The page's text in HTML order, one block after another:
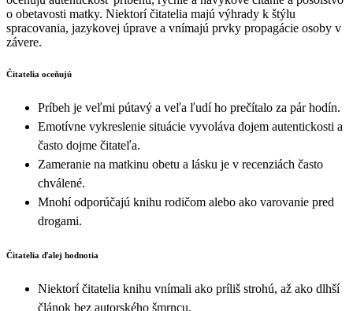
o obetavosti matky. Niektorí čitatelia majú výhrady k štýlu
spracovania, jazykovej úprave a vnímajú prvky propagácie osoby v
závere.
Čitatelia oceňujú
Príbeh je veľmi pútavý a veľa ľudí ho prečítalo za pár hodín.
Emotívne vykreslenie situácie vyvoláva dojem autentickosti a
často dojme čitateľa.
Zameranie na matkinu obetu a lásku je v recenziách často
chválené.
Mnohí odporúčajú knihu rodičom alebo ako varovanie pred
drogami.
Čitatelia ďalej hodnotia
Niektorí čitatelia knihu vnímali ako príliš strohú, až ako dlhší
článok bez autorského šmrncu.